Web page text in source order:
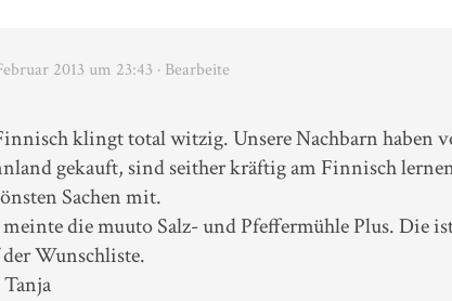
2013 um 23:43 · Bearbeite
klingt total witzig. Unsere Nachbarn haben
gekauft, sind seither kräftig am Finnisch
Sachen mit.
die muuto Salz- und Pfeffermühle Plus. Die
Wunschliste.